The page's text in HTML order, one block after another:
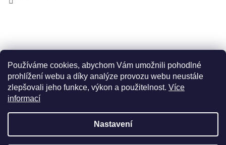
Používáme cookies, abychom Vám umožnili pohodlné
prohlížení webu a díky analýze provozu webu neustále
zlepšovali jeho funkce, výkon a použitelnost. Více
informací
Nastavení
V zahradnictví je možné osobně vybírat stromy a
dopravou. Otevřeno máme ve středu, v pátek a v neděli